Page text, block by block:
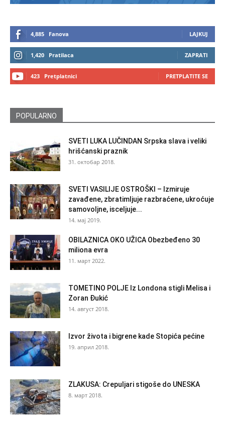
4,885 Fanova LAJKUJ
1,420 Pratilaca ZAPRATI
423 Pretplatnici PRETPLATITE SE
POPULARNO
SVETI LUKA LUČINDAN Srpska slava i veliki
hrišćanski praznik
31. октобар 2018.
SVETI VASILIJE OSTROŠKI – Izmiruje
zavađene, zbratimljuje razbraćene, ukroćuje
samovoljne, isceljuje...
14. мај 2019.
OBILAZNICA OKO UŽICA Obezbeđeno 30
miliona evra
11. март 2022.
TOMETINO POLJE Iz Londona stigli Melisa i
Zoran Đukić
14. август 2018.
Izvor života i bigrene kade Stopića pećine
19. април 2018.
ZLAKUSA: Crepuljari stigoše do UNESKA
8. март 2018.